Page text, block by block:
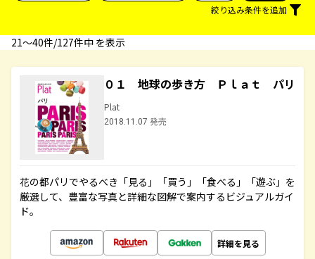
絞り込み条件を追加
21〜40件/127件中 を表示
０１ 地球の歩き方 Ｐｌａｔ パリ
Plat
2018.11.07 発売
花の都パリでやるべき「見る」「買う」「食べる」「遊ぶ」を
厳選して、豊富な写真と詳細な図解で案内するビジュアルガイ
ド。
詳細を見る